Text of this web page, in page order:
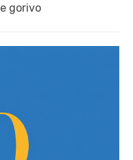
gorivo